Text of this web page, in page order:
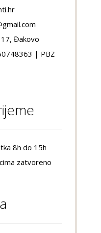
Đakovo
| PBZ
8h do 15h
zatvoreno